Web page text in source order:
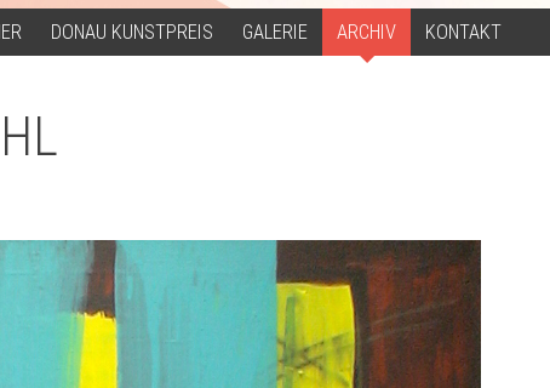
DONAU KUNSTPREIS GALERIE ARCHIV KONTAKT